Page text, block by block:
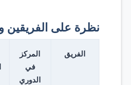
نظرة على الفريقين
الفريق
المركز
في
الدوري